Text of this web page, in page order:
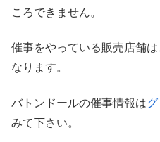
ころできません。
催事をやっている販売店舗
なります。
バトンドールの催事情報はグ
みて下さい。